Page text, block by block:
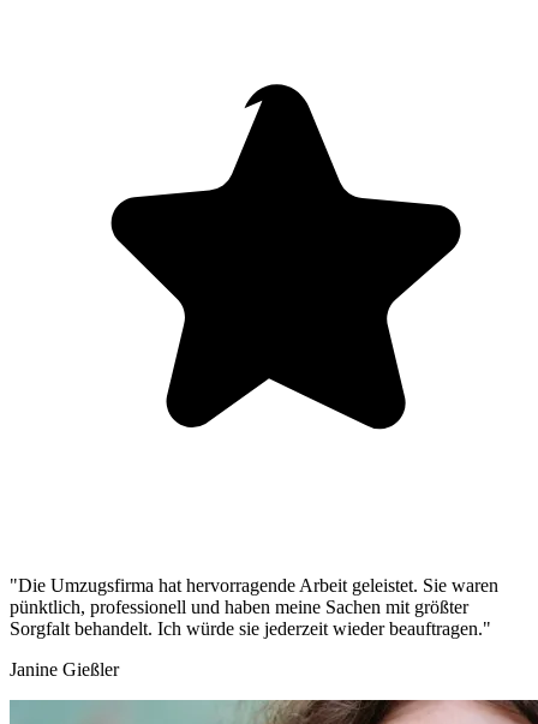
"Die Umzugsfirma hat hervorragende Arbeit geleistet. Sie waren
pünktlich, professionell und haben meine Sachen mit größter
Sorgfalt behandelt. Ich würde sie jederzeit wieder beauftragen."
Janine Gießler